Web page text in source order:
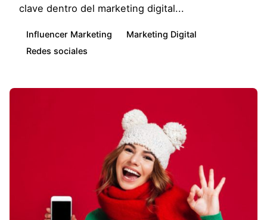
clave dentro del marketing digital...
Influencer Marketing
Marketing Digital
Redes sociales